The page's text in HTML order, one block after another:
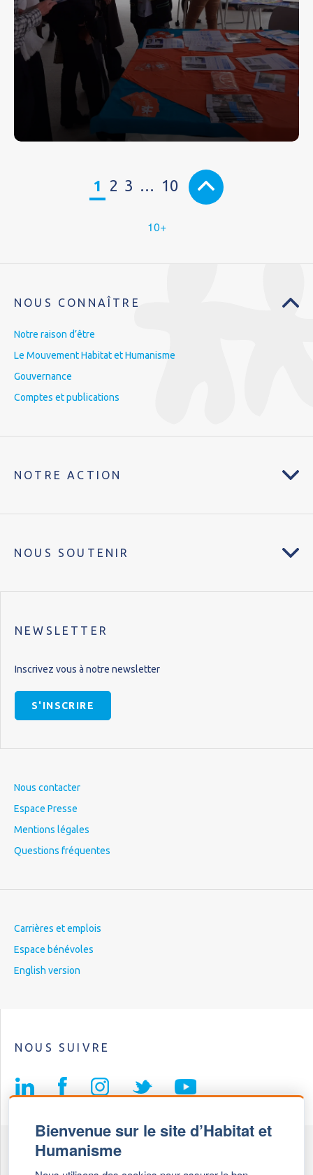
Bienvenue sur le site d’Habitat et
Humanisme
1 2 3 … 10
10+
NOUS CONNAÎTRE
Notre raison d’être
Le Mouvement Habitat et Humanisme
Gouvernance
Comptes et publications
NOTRE ACTION
NOUS SOUTENIR
NEWSLETTER
Inscrivez vous à notre newsletter
S'INSCRIRE
Nous contacter
Espace Presse
Mentions légales
Questions fréquentes
Carrières et emplois
Espace bénévoles
English version
NOUS SUIVRE